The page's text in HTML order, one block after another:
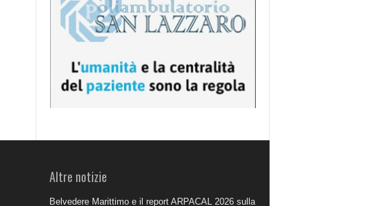
Altre notizie
Belvedere Marittimo e il report ARPACAL 2026 sulla